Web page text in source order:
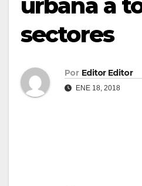
urbana a
sectores
Por Editor Editor
ENE 18, 2018